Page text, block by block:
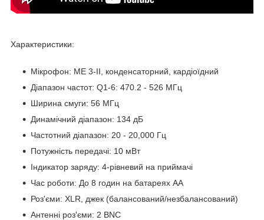
Характеристики:
Мікрофон: ME 3-II, конденсаторний, кардіоїдний
Діапазон частот: Q1-6: 470.2 - 526 МГц
Ширина смуги: 56 МГц
Динамічний діапазон: 134 дБ
Частотний діапазон: 20 - 20,000 Гц
Потужність передачі: 10 мВт
Індикатор заряду: 4-рівневий на приймачі
Час роботи: До 8 годин на батареях AA
Роз'єми: XLR, джек (балансований/незбалансований)
Антенні роз'єми: 2 BNC